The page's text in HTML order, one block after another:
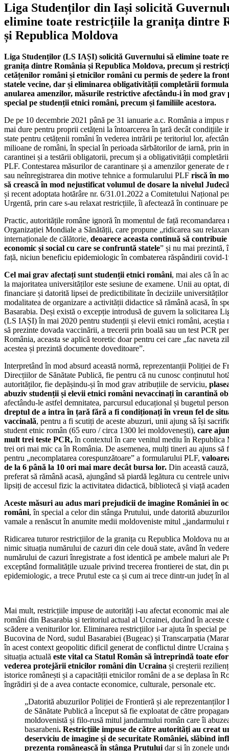
Liga Studenților din Iași solicită
elimine toate restricțiile la granița dintre
și Republica Moldova
Liga Studenților (LS IAȘI) solicită Guvernului să elimine toate
granița dintre România și Republica Moldova, precum și
cetățenilor români și etnicilor români cu permis de ședere la
statele vecine, dar și eliminarea obligativității completării
anularea amenzilor, măsurile restrictive afectându-i în mod grav
special pe studenții etnici români, precum și familiile acestora.
De pe 10 decembrie 2021 până pe 31 ianuarie a.c. România a impus
mai dure pentru proprii cetățeni la întoarcerea în țară decât condițiile
state pentru cetățenii români în vederea intrării pe teritoriul lor,
milioane de români, în special în perioada sărbătorilor de iarnă, prin
carantinei și a testării obligatorii, precum și a obligativității
PLF. Contestarea măsurilor de carantinare și a amenzilor generate de
sau neînregistrarea din motive tehnice a formularului PLF riscă în
să crească în mod nejustificat volumul de dosare la nivelul
și recent adoptata hotărâre nr. 6/31.01.2022 a Comitetului Național
Urgentă, prin care s-au relaxat restricțiile, îi afectează în continuare
Practic, autoritățile române ignoră în momentul de față recomandarea
Organizației Mondiale a Sănătății, care propune „ridicarea sau
internaționale de călătorie, deoarece aceasta continuă să
economic și social cu care se confruntă statele” și nu mai prezintă,
față, niciun beneficiu epidemiologic în combaterea răspândirii covid-
Cel mai grav afectați sunt studenții etnici români, mai ales că în
la majoritatea universităților este sesiune de examene. Unii au optat,
financiare și datorită lipsei de predictibilitate în deciziile
modalitatea de organizare a activității didactice să rămână acasă, în
Basarabia. Deși există o excepție introdusă de guvern la solicitarea
(LS IAȘI) în mai 2020 pentru studenții și elevii etnici români, aceștia
să prezinte dovada vaccinării, a trecerii prin boală sau un test PCR
România, aceasta se aplică teoretic doar pentru cei care „fac naveta
acestea și prezintă documente doveditoare”.
Interpretând în mod absurd această normă, reprezentanții Poliției de
Direcțiilor de Sănătate Publică, fie pentru că nu cunosc conținutul
autorităților, fie depășindu-și în mod grav atribuțiile de serviciu,
abuziv studenții și elevii etnici români nevaccinați în carantină
afectându-le astfel demnitatea, parcursul educațional și bugetul
dreptul de a intra în țară fără a fi condiționați în vreun fel de
vaccinală, pentru a fi scutiți de aceste abuzuri, unii ajung să își
student etnic român (65 euro / circa 1300 lei moldovenești), care
mult trei teste PCR,în contextul în care venitul mediu în Republica
trei ori mai mic ca în România. De asemenea, mulți tineri au ajuns să
pentru „necomplatarea corespunzătoare” a formularului PLF,
de la 6 până la 10 ori mai mare decât bursa lor. Din această
preferat să rămână acasă, ajungând să piardă legătura cu centrele
lipsiți de accesul fizic la activitatea didactică, bibliotecă și viață
Aceste măsuri au adus mari prejudicii de imagine României în
români, în special a celor din stânga Prutului, unde datorită
vamale a renăscut în anumite medii moldoveniste mitul „jandarmului
Ridicarea tuturor restricțiilor de la granița cu Republica Moldova nu
nimic situația numărului de cazuri din cele două state, având în
numărului de cazuri înregistrate a fost identică pe ambele maluri ale
exceptând formalitățile uzuale privind trecerea frontierei de stat, din
epidemiologic, a trece Prutul este ca și cum ai trece dintr-un județ în
Mai mult, restricțiile impuse de autorități i-au afectat economic mai
români din Basarabia și teritoriul actual al Ucrainei, ducând în aceste
scădere a veniturilor lor. Eliminarea restricțiilor i-ar ajuta în special
Bucovina de Nord, sudul Basarabiei (Bugeac) și Transcarpatia
în acest context geopolitic dificil generat de conflictul dintre Ucraina
situația actuală este vital ca Statul Român să întreprindă toate
vederea protejării etnicilor români din Ucraina și creșterii
istorice românești și a capacității etnicilor români de a se deplasa în
îngrădiri și de a avea contacte economice, culturale, personale etc.
„Datorită abuzurilor Poliției de Frontieră și ale
de Sănătate Publică a început să fie exploatat de către
moldovenistă și filo-rusă mitul jandarmului român care îi
basarabeni. Restricțiile impuse de către autorități au creat
deserviciu de imagine și de securitate României, slăbind
prezența românească în stânga Prutuluidar și în zonele